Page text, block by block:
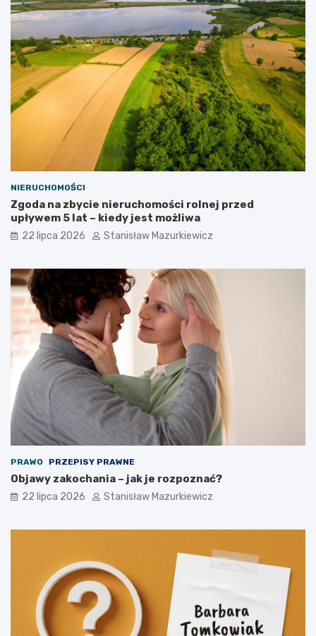
NIERUCHOMOŚCI
Zgoda na zbycie nieruchomości rolnej przed
upływem 5 lat – kiedy jest możliwa
22 lipca 2026 Stanisław Mazurkiewicz
PRAWO PRZEPISY PRAWNE
Objawy zakochania – jak je rozpoznać?
22 lipca 2026 Stanisław Mazurkiewicz